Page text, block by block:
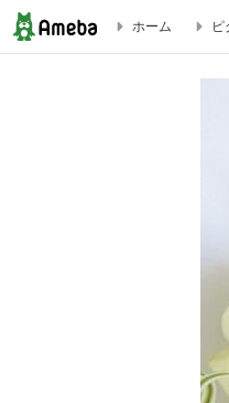
Salon de Fairy.フラワー
ホーム ピ